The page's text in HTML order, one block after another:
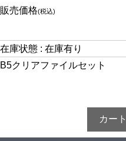
販売価格(税込)
在庫状態 : 在庫有り
B5クリアファイルセット